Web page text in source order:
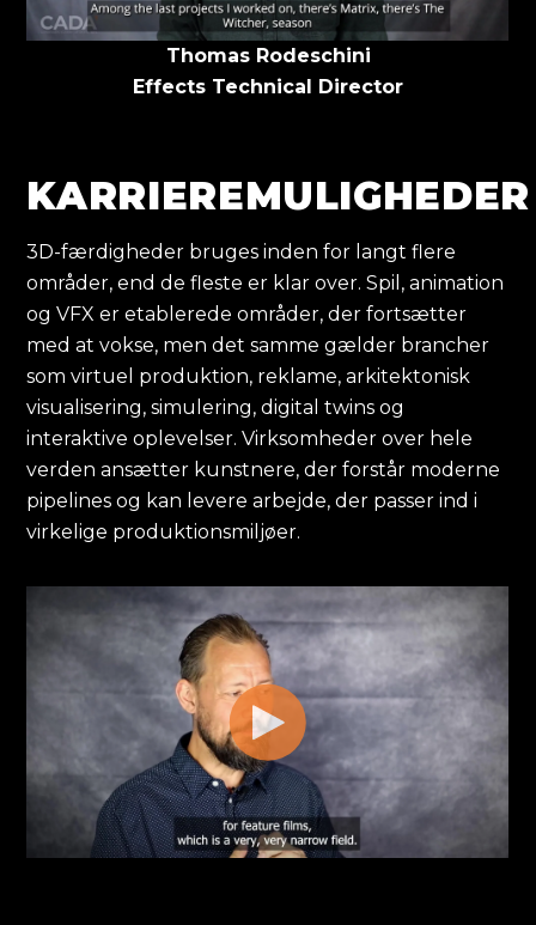
Thomas Rodeschini
Effects Technical Director
KARRIEREMULIGHEDER
3D-færdigheder bruges inden for langt flere
områder, end de fleste er klar over. Spil, animation
og VFX er etablerede områder, der fortsætter
med at vokse, men det samme gælder brancher
som virtuel produktion, reklame, arkitektonisk
visualisering, simulering, digital twins og
interaktive oplevelser. Virksomheder over hele
verden ansætter kunstnere, der forstår moderne
pipelines og kan levere arbejde, der passer ind i
virkelige produktionsmiljøer.